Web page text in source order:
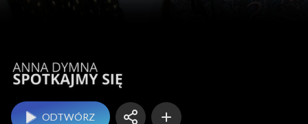
ODTWÓRZ